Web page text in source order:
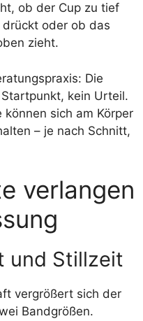
ob der Cup zu tief
oder ob das
zieht.
Die
kein Urteil.
sich am Körper
– je nach Schnitt,
verlangen
und Stillzeit
vergrößert sich der
Bandgrößen.